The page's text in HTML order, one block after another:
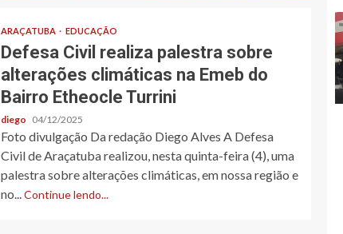
ARAÇATUBA EDUCAÇÃO
Defesa Civil realiza palestra sobre
alterações climáticas na Emeb do
Bairro Etheocle Turrini
diego 04/12/2025
Foto divulgação Da redação Diego Alves A Defesa
Civil de Araçatuba realizou, nesta quinta-feira (4), uma
palestra sobre alterações climáticas, em nossa região e
no... Continue lendo...